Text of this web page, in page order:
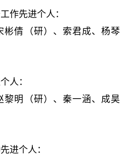
作先进个人：
彬倩（研）、索君成、杨琴
人：
黎明（研）、秦一涵、成昊
进个人：